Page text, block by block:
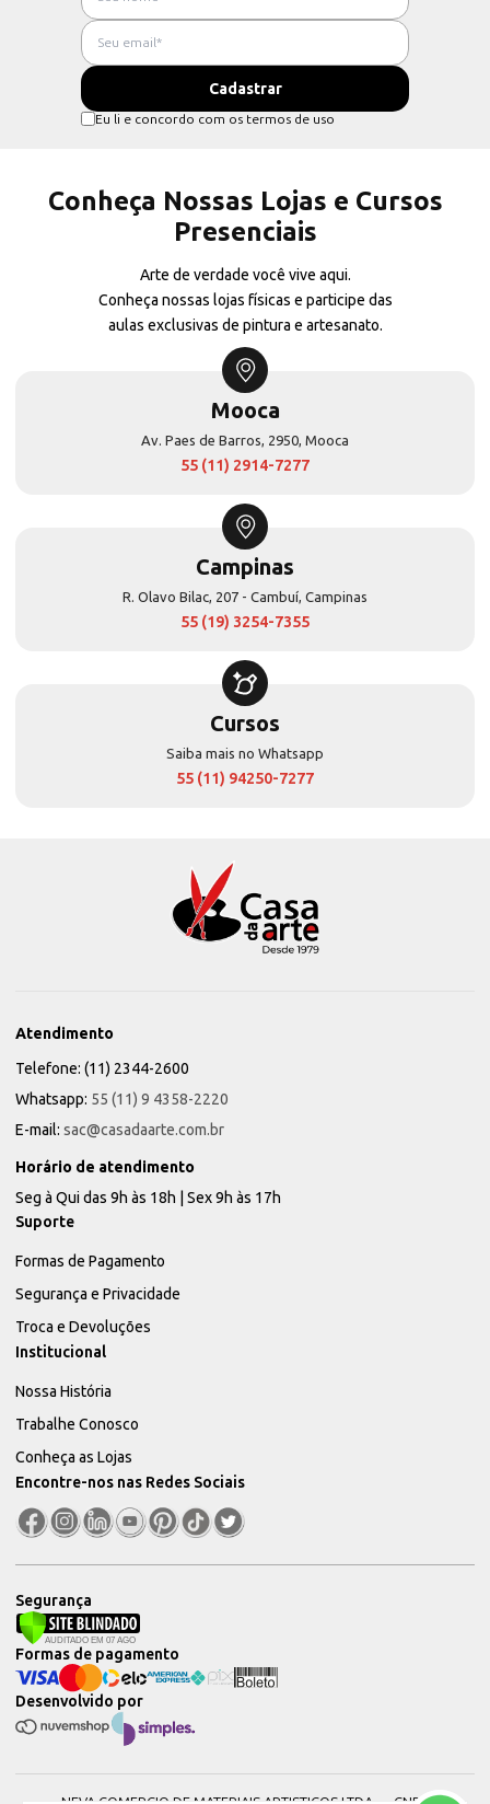
Eu li e concordo com os termos de uso
Conheça Nossas Lojas e Cursos
Presenciais
Arte de verdade você vive aqui.
Conheça nossas lojas físicas e participe das
aulas exclusivas de pintura e artesanato.
Mooca
Av. Paes de Barros, 2950, Mooca
55 (11) 2914-7277
Campinas
R. Olavo Bilac, 207 - Cambuí, Campinas
55 (19) 3254-7355
Cursos
Saiba mais no Whatsapp
55 (11) 94250-7277
Atendimento
Telefone: (11) 2344-2600
Whatsapp: 55 (11) 9 4358-2220
E-mail: sac@casadaarte.com.br
Horário de atendimento
Seg à Qui das 9h às 18h | Sex 9h às 17h
Suporte
Formas de Pagamento
Segurança e Privacidade
Troca e Devoluções
Institucional
Nossa História
Trabalhe Conosco
Conheça as Lojas
Encontre-nos nas Redes Sociais
Segurança
Desenvolvido por
Formas de pagamento